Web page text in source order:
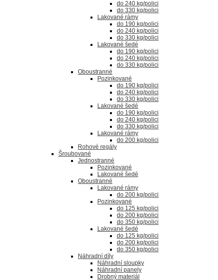
do 240 kg/polici
do 330 kg/polici
Lakované rámy
do 190 kg/polici
do 240 kg/polici
do 330 kg/polici
Lakované šedé
do 190 kg/polici
do 240 kg/polici
do 330 kg/polici
Oboustranné
Pozinkované
do 190 kg/polici
do 240 kg/polici
do 330 kg/polici
Lakované šedé
do 190 kg/polici
do 240 kg/polici
do 330 kg/polici
Lakované rámy
do 200 kg/polici
Rohové regály
Šroubované
Jednostranné
Pozinkované
Lakované šedé
Oboustranné
Lakované rámy
do 200 kg/polici
Pozinkované
do 125 kg/polici
do 200 kg/polici
do 350 kg/polici
Lakované šedé
do 125 kg/polici
do 200 kg/polici
do 350 kg/polici
Náhradní díly
Náhradní sloupky
Náhradní panely
Drobný materiál